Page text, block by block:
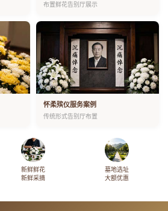
布置鲜花告别厅展示
怀柔殡仪服务案例
传统形式告别厅布置
新鲜鲜花
新鲜采摘
墓地选址
大额优惠